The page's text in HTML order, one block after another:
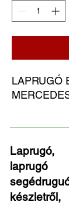
LAPRUGÓ
Laprugó,
laprugó